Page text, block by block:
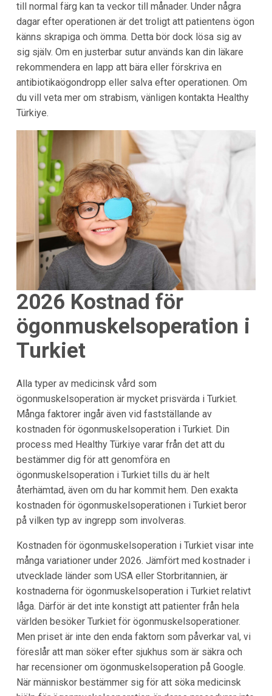
till normal färg kan ta veckor till månader. Under några
dagar efter operationen är det troligt att patientens ögon
känns skrapiga och ömma. Detta bör dock lösa sig av
sig själv. Om en justerbar sutur används kan din läkare
rekommendera en lapp att bära eller förskriva en
antibiotikaögondropp eller salva efter operationen. Om
du vill veta mer om strabism, vänligen kontakta Healthy
Türkiye.
2026 Kostnad för
ögonmuskelsoperation i
Turkiet
Alla typer av medicinsk vård som
ögonmuskelsoperation är mycket prisvärda i Turkiet.
Många faktorer ingår även vid fastställande av
kostnaden för ögonmuskelsoperation i Turkiet. Din
process med Healthy Türkiye varar från det att du
bestämmer dig för att genomföra en
ögonmuskelsoperation i Turkiet tills du är helt
återhämtad, även om du har kommit hem. Den exakta
kostnaden för ögonmuskelsoperationen i Turkiet beror
på vilken typ av ingrepp som involveras.
Kostnaden för ögonmuskelsoperation i Turkiet visar inte
många variationer under 2026. Jämfört med kostnader i
utvecklade länder som USA eller Storbritannien, är
kostnaderna för ögonmuskelsoperation i Turkiet relativt
låga. Därför är det inte konstigt att patienter från hela
världen besöker Turkiet för ögonmuskelsoperationer.
Men priset är inte den enda faktorn som påverkar val, vi
föreslår att man söker efter sjukhus som är säkra och
har recensioner om ögonmuskelsoperation på Google.
När människor bestämmer sig för att söka medicinsk